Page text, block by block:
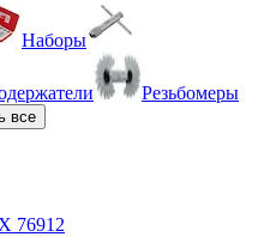
Наборы
Резьбомеры
все
76912